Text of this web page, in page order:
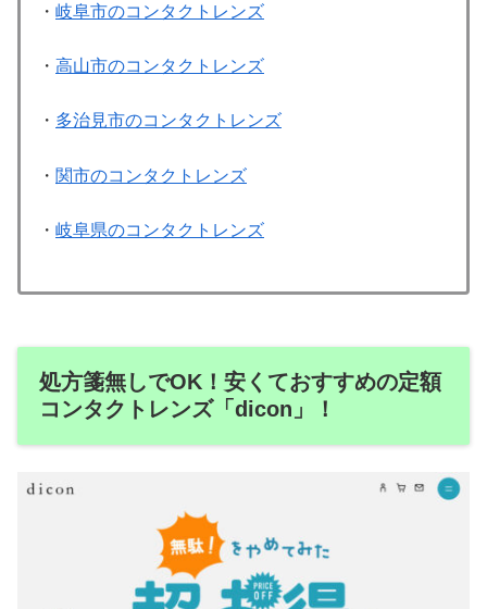
・ 岐阜市のコンタクトレンズ
・ 高山市のコンタクトレンズ
・ 多治見市のコンタクトレンズ
・ 関市のコンタクトレンズ
・ 岐阜県のコンタクトレンズ
処方箋無しでOK！安くておすすめの定額
コンタクトレンズ「dicon」！